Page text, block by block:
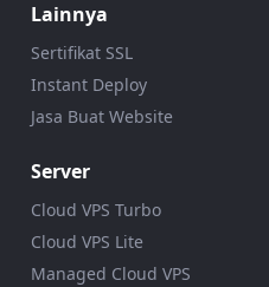
Lainnya
Sertifikat SSL
Instant Deploy
Jasa Buat Website
Server
Cloud VPS Turbo
Cloud VPS Lite
Managed Cloud VPS